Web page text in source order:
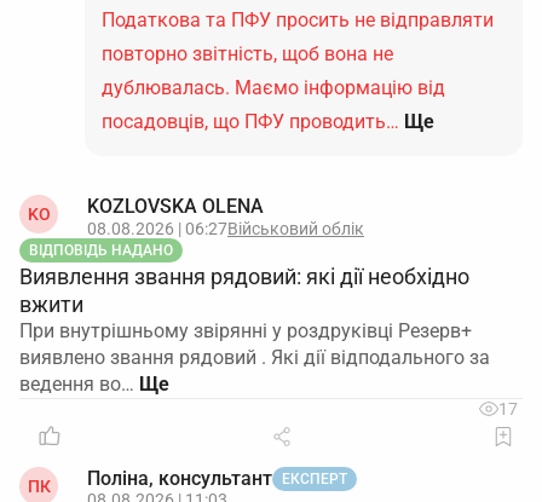
Податкова та ПФУ просить не відправляти
повторно звітність, щоб вона не
дублювалась. Маємо інформацію від
посадовців, що ПФУ проводить… Ще
KO KOZLOVSKA OLENA
08.08.2026 | 06:27Військовий облік
ВІДПОВІДЬ НАДАНО
Виявлення звання рядовий: які дії необхідно
вжити
При внутрішньому звірянні у роздруківці Резерв+
виявлено звання рядовий . Які дії відподального за
ведення во…
17
ПК Поліна, консультант ЕКСПЕРТ